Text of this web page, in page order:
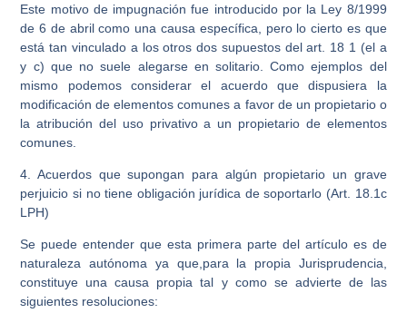
Este motivo de impugnación fue introducido por la Ley 8/1999
de 6 de abril como una causa específica, pero lo cierto es que
está tan vinculado a los otros dos supuestos del art. 18 1 (el a
y c) que no suele alegarse en solitario. Como ejemplos del
mismo podemos considerar el acuerdo que dispusiera la
modificación de elementos comunes a favor de un propietario o
la atribución del uso privativo a un propietario de elementos
comunes.
4. Acuerdos que supongan para algún propietario un grave
perjuicio si no tiene obligación jurídica de soportarlo (Art. 18.1c
LPH)
Se puede entender que esta primera parte del artículo es de
naturaleza autónoma ya que,para la propia Jurisprudencia,
constituye una causa propia tal y como se advierte de las
siguientes resoluciones: